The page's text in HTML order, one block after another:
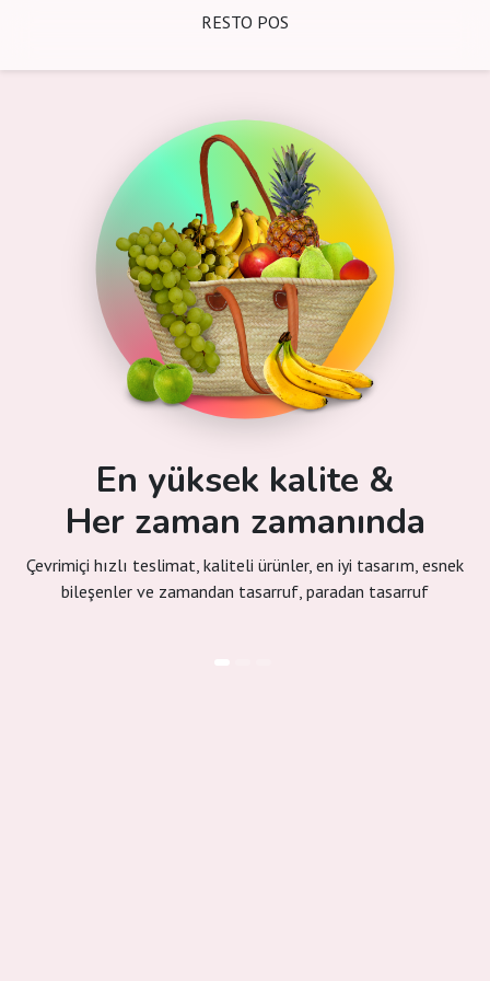
RESTO POS
En yüksek kalite &
Her zaman zamanında
Çevrimiçi hızlı teslimat, kaliteli ürünler, en iyi tasarım, esnek
bileşenler ve zamandan tasarruf, paradan tasarruf